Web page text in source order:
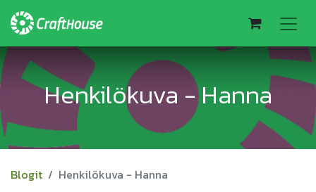
Henkilökuva - Hanna
Blogit Henkilökuva - Hanna